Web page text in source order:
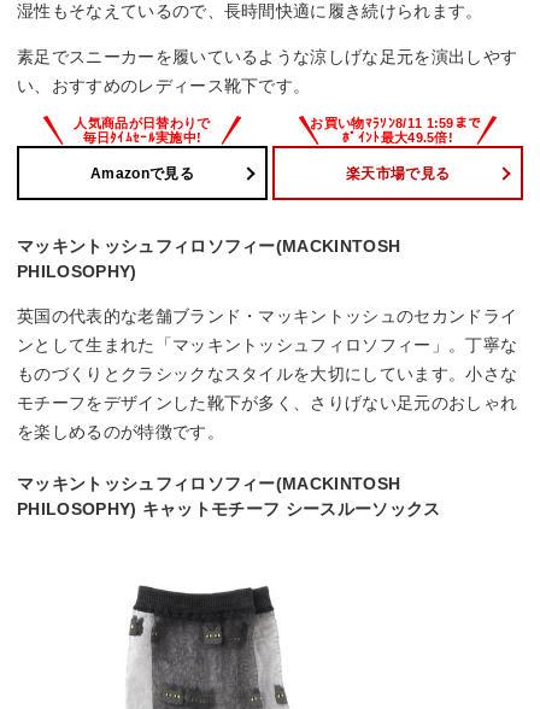
湿性もそなえているので、長時間快適に履き続けられます。
素足でスニーカーを履いているような涼しげな足元を演出しやす
い、おすすめのレディース靴下です。
Amazonで見る 楽天市場で見る
マッキントッシュフィロソフィー(MACKINTOSH
PHILOSOPHY)
英国の代表的な老舗ブランド・マッキントッシュのセカンドライ
ンとして生まれた「マッキントッシュフィロソフィー」。丁寧な
ものづくりとクラシックなスタイルを大切にしています。小さな
モチーフをデザインした靴下が多く、さりげない足元のおしゃれ
を楽しめるのが特徴です。
マッキントッシュフィロソフィー(MACKINTOSH
PHILOSOPHY) キャットモチーフ シースルーソックス